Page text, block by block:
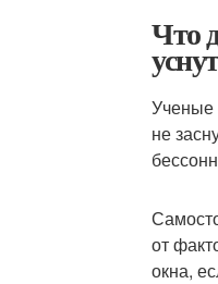
Что
Ученые
не
от
окна,